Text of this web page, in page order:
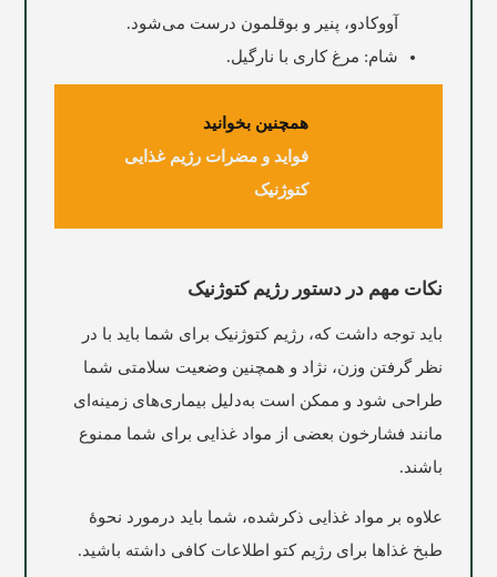
آووکادو، پنیر و بوقلمون درست می‌شود.
شام: مرغ کاری با نارگیل.
همچنین بخوانید
فواید و مضرات رژیم غذایی
کتوژنیک
نکات مهم در دستور رژیم کتوژنیک
باید توجه داشت که، رژیم کتوژنیک برای شما باید با در
نظر گرفتن وزن، نژاد و همچنین وضعیت سلامتی شما
طراحی شود و ممکن است به‌دلیل بیماری‌های زمینه‌ای
مانند فشارخون بعضی از مواد غذایی برای شما ممنوع
باشند.
علاوه بر مواد غذایی ذکرشده، شما باید درمورد نحوۀ
طبخ غذاها برای رژیم کتو اطلاعات کافی داشته باشید.